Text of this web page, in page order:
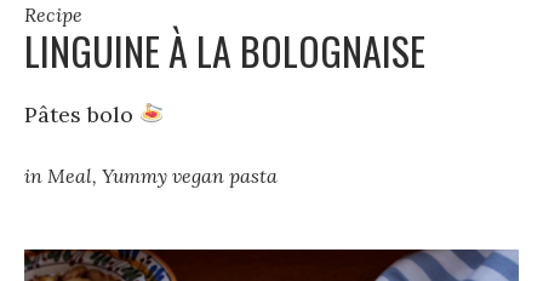
Recipe
LINGUINE À LA BOLOGNAISE
Pâtes bolo
in Meal, Yummy vegan pasta